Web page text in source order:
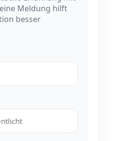
Meldung hilft
besser